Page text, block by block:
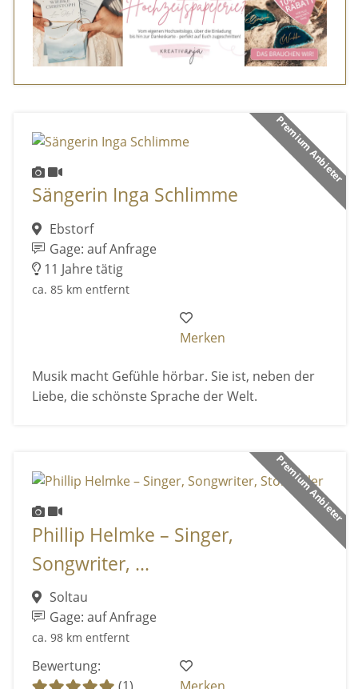
Premium Anbieter
Sängerin Inga Schlimme
Ebstorf
Gage: auf Anfrage
11 Jahre tätig
ca. 85 km entfernt
Merken
Musik macht Gefühle hörbar. Sie ist, neben der
Liebe, die schönste Sprache der Welt.
Premium Anbieter
Phillip Helmke – Singer,
Songwriter, ...
Soltau
Gage: auf Anfrage
ca. 98 km entfernt
Bewertung: